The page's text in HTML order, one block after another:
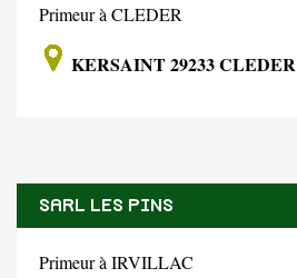
Primeur à CLEDER
KERSAINT 29233 CLEDER
SARL LES PINS
Primeur à IRVILLAC